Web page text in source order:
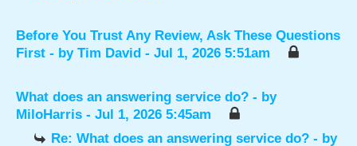
Before You Trust Any Review, Ask These Questions
First - by Tim David - Jul 1, 2026 5:51am
What does an answering service do? - by
MiloHarris - Jul 1, 2026 5:45am
Re: What does an answering service do? - by